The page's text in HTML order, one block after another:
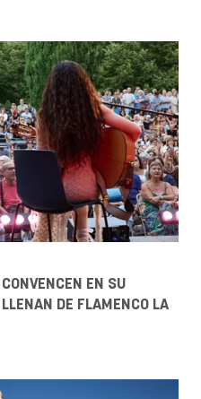
EN SU
DE FLAMENCO LA